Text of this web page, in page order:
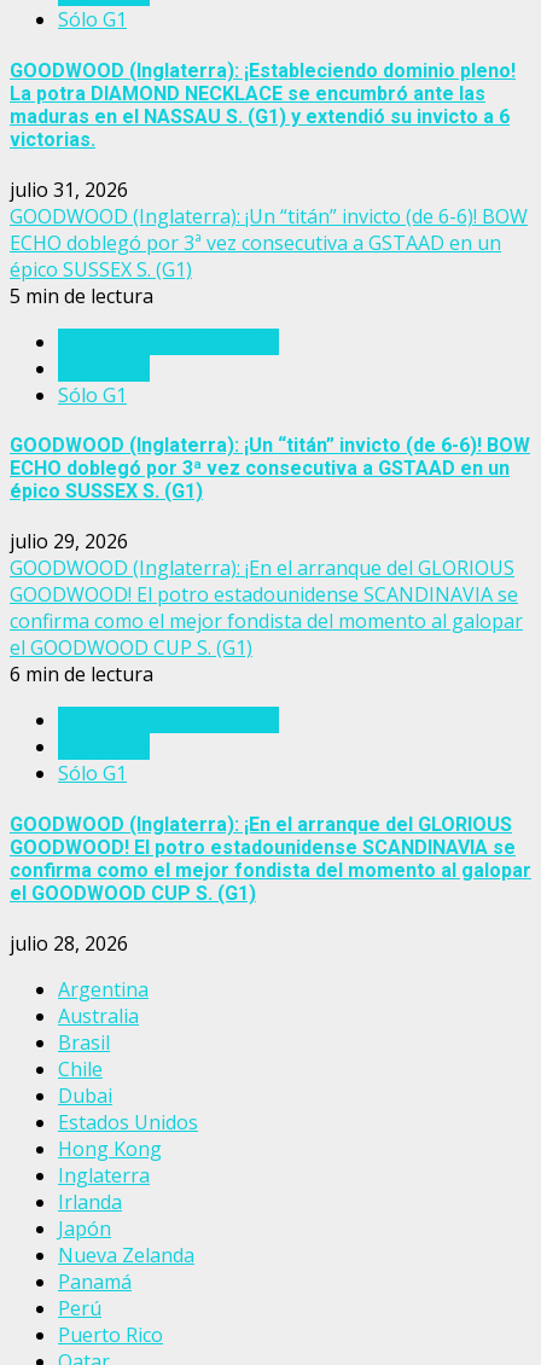
Sólo G1
GOODWOOD (Inglaterra): ¡Estableciendo dominio pleno!
La potra DIAMOND NECKLACE se encumbró ante las
maduras en el NASSAU S. (G1) y extendió su invicto a 6
victorias.
julio 31, 2026
GOODWOOD (Inglaterra): ¡Un “titán” invicto (de 6-6)! BOW
ECHO doblegó por 3ª vez consecutiva a GSTAAD en un
épico SUSSEX S. (G1)
5 min de lectura
Sólo G1
GOODWOOD (Inglaterra): ¡Un “titán” invicto (de 6-6)! BOW
ECHO doblegó por 3ª vez consecutiva a GSTAAD en un
épico SUSSEX S. (G1)
julio 29, 2026
GOODWOOD (Inglaterra): ¡En el arranque del GLORIOUS
GOODWOOD! El potro estadounidense SCANDINAVIA se
confirma como el mejor fondista del momento al galopar
el GOODWOOD CUP S. (G1)
6 min de lectura
Sólo G1
GOODWOOD (Inglaterra): ¡En el arranque del GLORIOUS
GOODWOOD! El potro estadounidense SCANDINAVIA se
confirma como el mejor fondista del momento al galopar
el GOODWOOD CUP S. (G1)
julio 28, 2026
Argentina
Australia
Brasil
Chile
Dubai
Estados Unidos
Hong Kong
Inglaterra
Irlanda
Japón
Nueva Zelanda
Panamá
Perú
Puerto Rico